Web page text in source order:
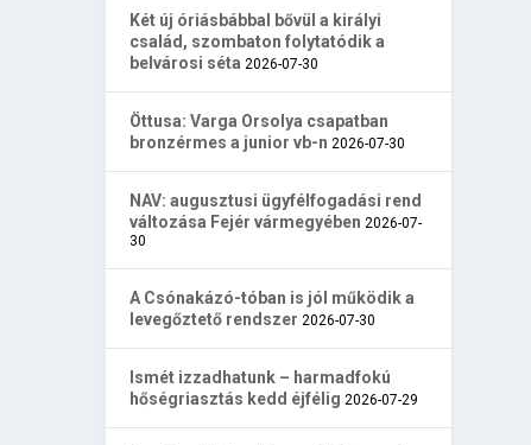
Két új óriásbábbal bővül a királyi
család, szombaton folytatódik a
belvárosi séta 2026-07-30
Öttusa: Varga Orsolya csapatban
bronzérmes a junior vb-n 2026-07-30
NAV: augusztusi ügyfélfogadási rend
változása Fejér vármegyében 2026-07-
30
A Csónakázó-tóban is jól működik a
levegőztető rendszer 2026-07-30
Ismét izzadhatunk – harmadfokú
hőségriasztás kedd éjfélig 2026-07-29